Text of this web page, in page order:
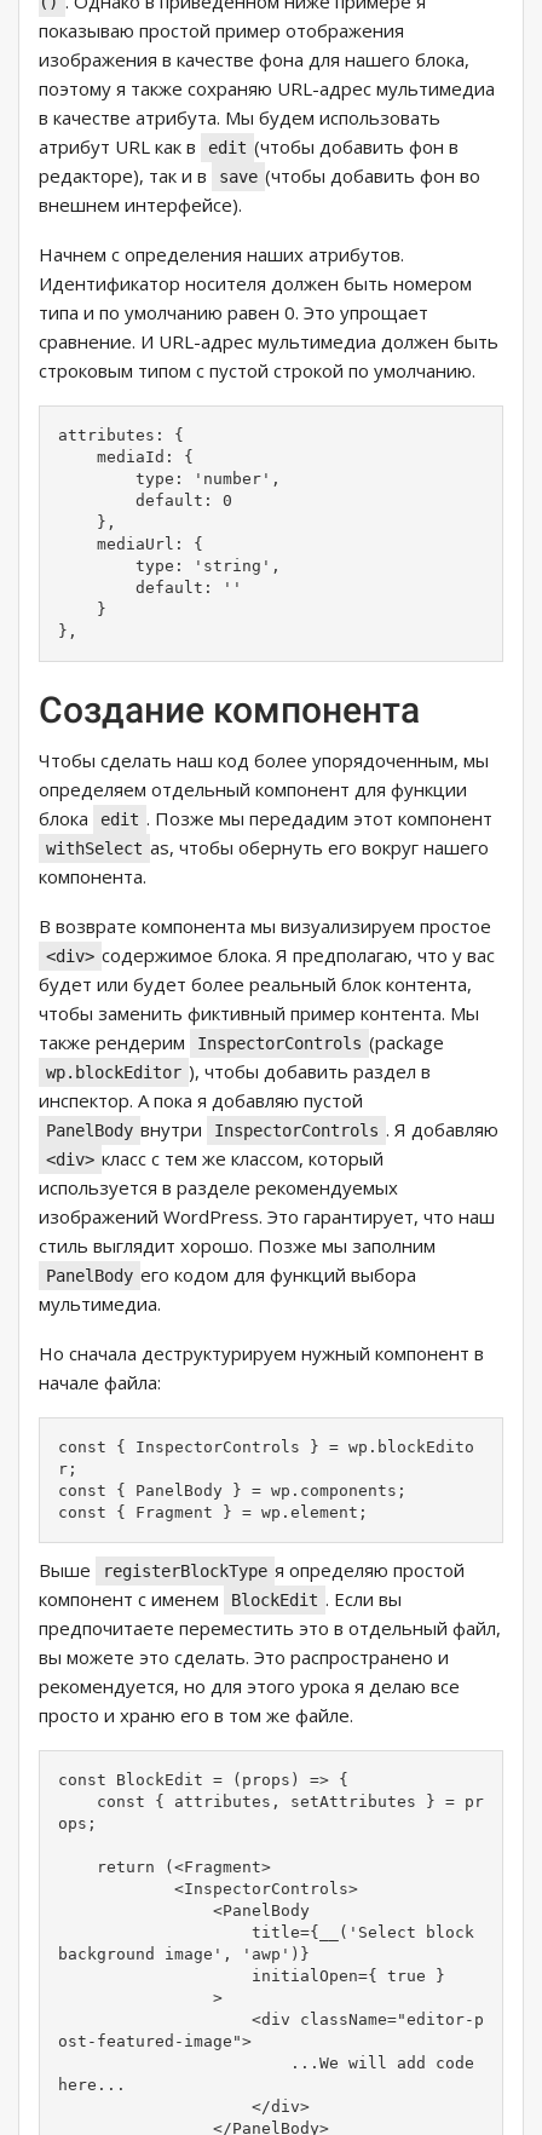
показываю простой пример отображения
изображения в качестве фона для нашего блока,
поэтому я также сохраняю URL-адрес мультимедиа
в качестве атрибута. Мы будем использовать
атрибут URL как в
edit (чтобы добавить фон в
редакторе), так и в
save (чтобы добавить фон во
внешнем интерфейсе).
Начнем с определения наших атрибутов.
Идентификатор носителя должен быть номером
типа и по умолчанию равен 0. Это упрощает
сравнение. И URL-адрес мультимедиа должен быть
строковым типом с пустой строкой по умолчанию.
attributes: {
},
Создание компонента
Чтобы сделать наш код более упорядоченным, мы
определяем отдельный компонент для функции
блока
edit . Позже мы передадим этот компонент
withSelect as, чтобы обернуть его вокруг нашего
компонента.
В возврате компонента мы визуализируем простое
<div> содержимое блока. Я предполагаю, что у вас
будет или будет более реальный блок контента,
чтобы заменить фиктивный пример контента. Мы
также рендерим
InspectorControls (package
wp.blockEditor ), чтобы добавить раздел в
инспектор. А пока я добавляю пустой
PanelBody внутри InspectorControls . Я добавляю
<div> класс с тем же классом, который
используется в разделе рекомендуемых
изображений WordPress. Это гарантирует, что наш
стиль выглядит хорошо. Позже мы заполним
PanelBody его кодом для функций выбора
мультимедиа.
Но сначала деструктурируем нужный компонент в
начале файла:
const { InspectorControls } = wp.blockEdito
r;
const { PanelBody } = wp.components;
const { Fragment } = wp.element;
Выше registerBlockType я определяю простой
компонент с именем
BlockEdit . Если вы
предпочитаете переместить это в отдельный файл,
вы можете это сделать. Это распространено и
рекомендуется, но для этого урока я делаю все
просто и храню его в том же файле.
const BlockEdit = (props) => {
ops;
background image', 'awp')}
ost-featured-image">
here...